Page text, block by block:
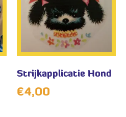
Strijkapplicatie Hond
€4,00